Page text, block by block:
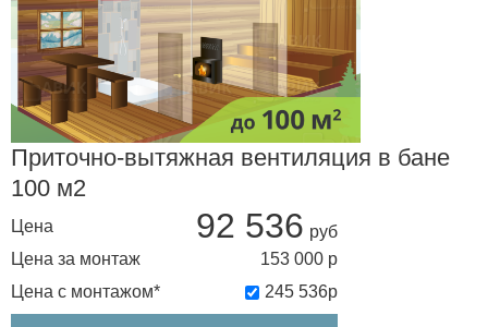
Приточно-вытяжная вентиляция в бане
100 м2
Цена 92 536
Цена за монтаж 153 000 р
Цена с монтажом*
245 536р